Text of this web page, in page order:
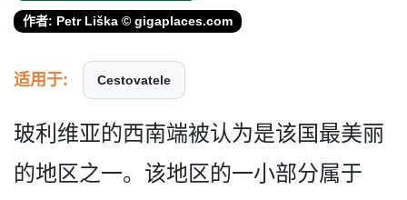
作者: Petr Liška © gigaplaces.com
适用于: Cestovatele
玻利维亚的西南端被认为是该­国最美丽
的地区之一。该地区的一小部分属于